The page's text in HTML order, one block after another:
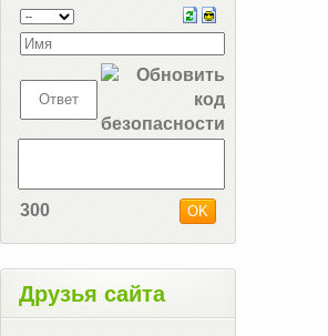
300
Друзья сайта